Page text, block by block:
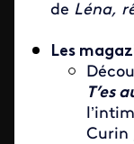
de Léna,
Les
T’es
Curin